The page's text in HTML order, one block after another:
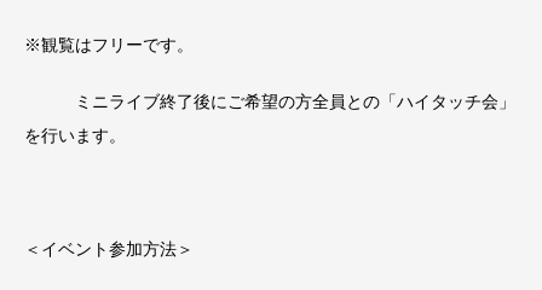
※観覧はフリーです。
ミニライブ終了後にご希望の方全員との「ハイタッチ会」
を行います。
＜イベント参加方法＞